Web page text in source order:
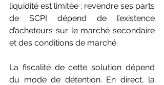
liquidité est limitée : revendre ses parts
de SCPI dépend de l’existence
d’acheteurs sur le marché secondaire
et des conditions de marché.
La fiscalité de cette solution dépend
du mode de détention. En direct, la